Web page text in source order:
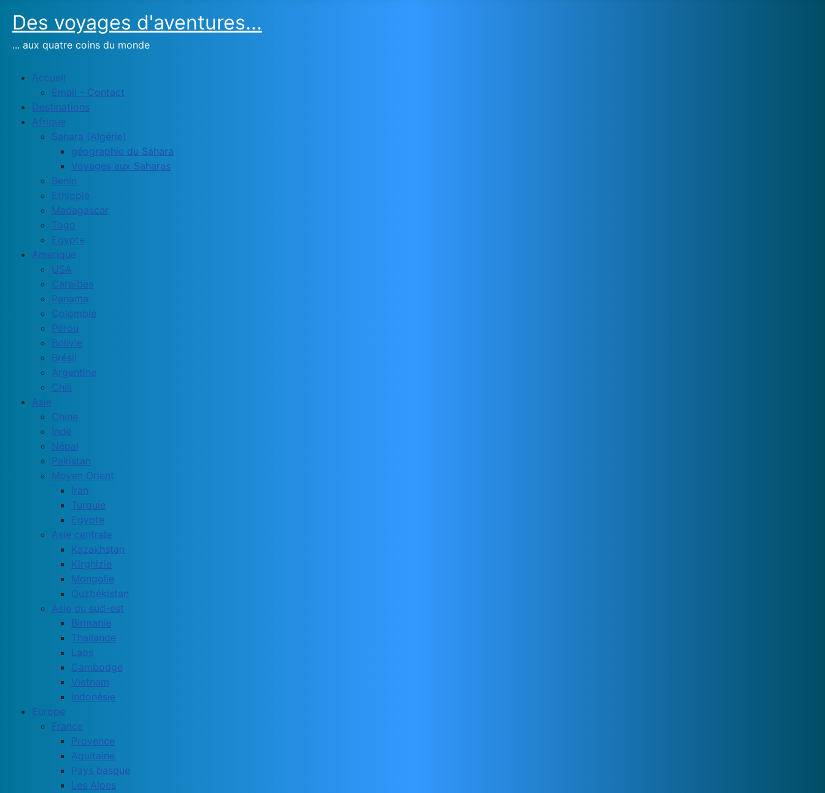
Des voyages d'aventures...
... aux quatre coins du monde
Accueil
Email - Contact
Destinations
Afrique
Sahara (Algérie)
géographie du Sahara
Voyages aux Saharas
Benin
Ethiopie
Madagascar
Togo
Egypte
Amerique
USA
Caraïbes
Panama
Colombie
Pérou
Bolivie
Brésil
Argentine
Chili
Asie
Chine
Inde
Népal
Pakistan
Moyen Orient
Iran
Turquie
Egypte
Asie centrale
Kazakhstan
Kirghizie
Mongolie
Ouzbékistan
Asie du sud-est
Birmanie
Thailande
Laos
Cambodge
Vietnam
Indonésie
Europe
France
Provence
Aquitaine
Pays basque
Les Alpes